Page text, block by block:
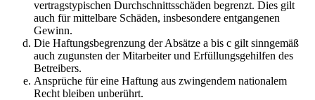
vertragstypischen Durchschnittsschäden begrenzt. Dies gilt
auch für mittelbare Schäden, insbesondere entgangenen
Gewinn.
Die Haftungsbegrenzung der Absätze a bis c gilt sinngemäß
auch zugunsten der Mitarbeiter und Erfüllungsgehilfen des
Betreibers.
Ansprüche für eine Haftung aus zwingendem nationalem
Recht bleiben unberührt.